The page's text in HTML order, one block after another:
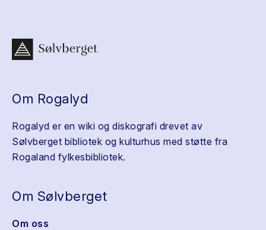
Om Rogalyd
Rogalyd er en wiki og diskografi drevet av
Sølvberget bibliotek og kulturhus med støtte fra
Rogaland fylkesbibliotek.
Om Sølvberget
Om oss